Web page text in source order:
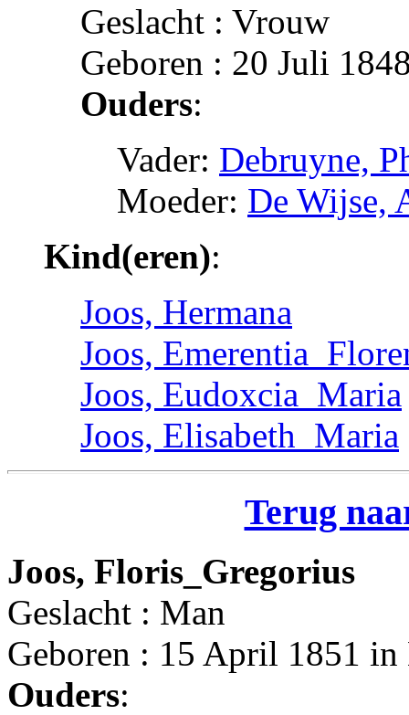
Geslacht : Vrouw
Geboren : 20 Juli
Ouders:
Vader: Debruyne,
Moeder: De Wijse,
Kind(eren):
Joos, Hermana
Joos,
Joos, Eudoxcia_Maria
Joos, Elisabeth_Maria
Terug
Joos, Floris_Gregorius
Geslacht : Man
Geboren : 15 April 1851
Ouders: